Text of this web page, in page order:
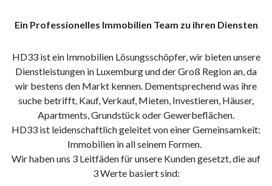
Ein Professionelles Immobilien Team zu ihren Diensten
HD33 ist ein Immobilien Lösungsschöpfer, wir bieten unsere
Dienstleistungen in Luxemburg und der Groß Region an, da
wir bestens den Markt kennen. Dementsprechend was ihre
suche betrifft, Kauf, Verkauf, Mieten, Investieren, Häuser,
Apartments, Grundstück oder Gewerbeflächen.
HD33 ist leidenschaftlich geleitet von einer Gemeinsamkeit:
Immobilien in all seinem Formen.
Wir haben uns 3 Leitfäden für unsere Kunden gesetzt, die auf
3 Werte basiert sind: